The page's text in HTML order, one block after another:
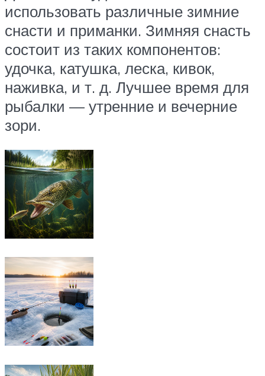
использовать различные зимние
снасти и приманки. Зимняя снасть
состоит из таких компонентов:
удочка, катушка, леска, кивок,
наживка, и т. д. Лучшее время для
рыбалки — утренние и вечерние
зори.